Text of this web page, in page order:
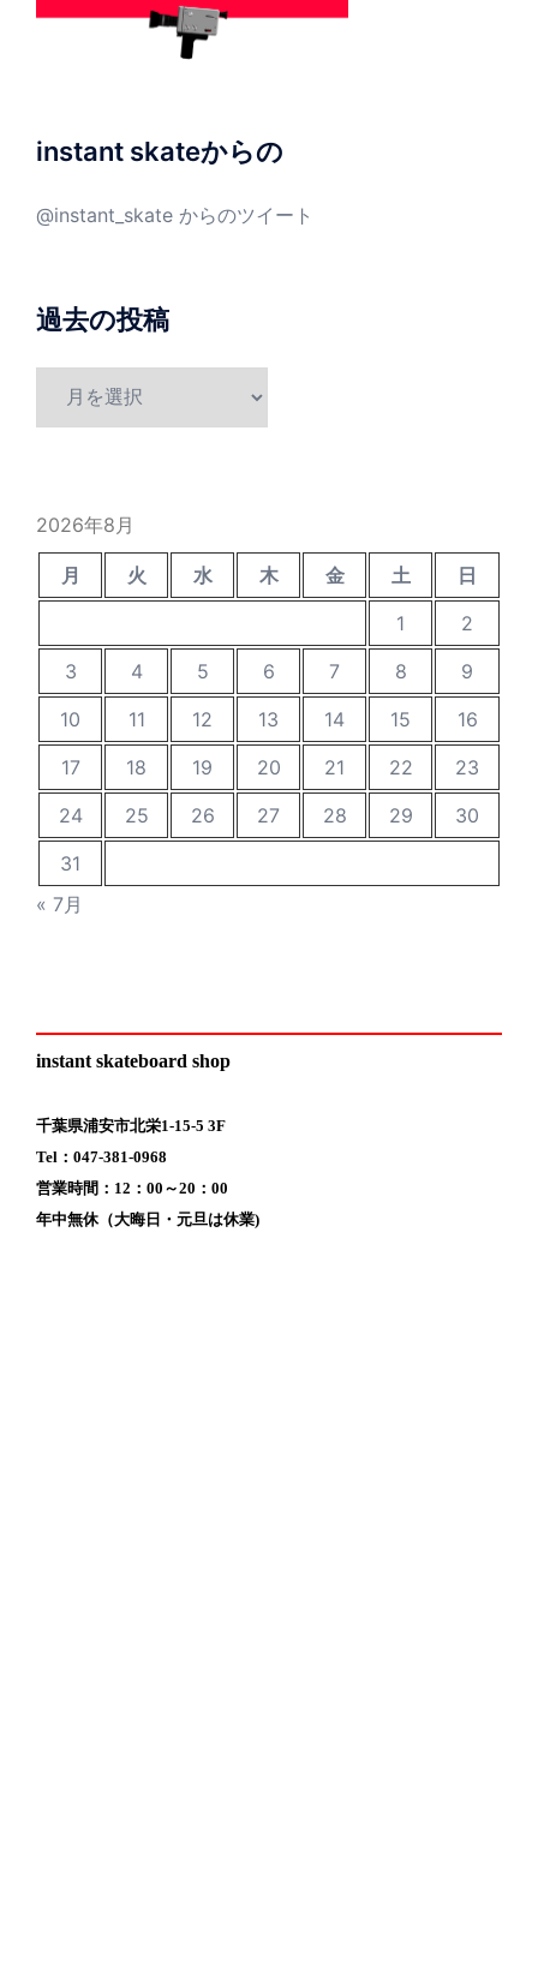
instant skateからの
@instant_skate からのツイート
過去の投稿
2026年8月
月 火 水 木 金 土
日
1
2
3
4 5 6 7 8
9
10
11 12 13 14 15
16
17
18 19 20 21 22
23
24
25 26 27 28 29
30
31
« 7月
instant skateboard shop
千葉県浦安市北栄1-15-5 3F
Tel：047-381-0968
営業時間：12：00～20：00
年中無休（大晦日・元旦は休業)